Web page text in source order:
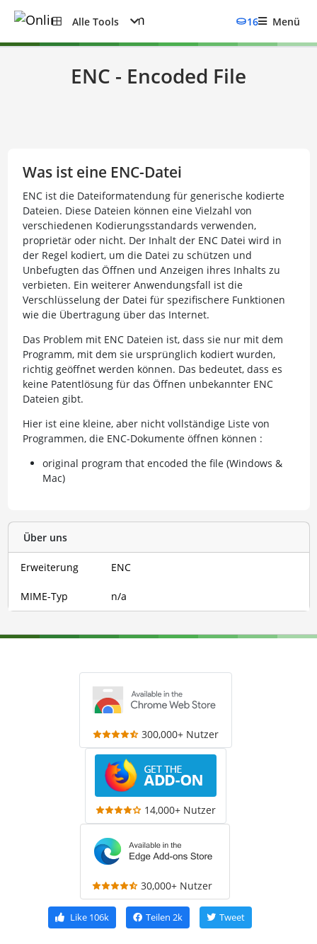
Alle Tools 16 Menü
ENC - Encoded File
Was ist eine ENC-Datei
ENC ist die Dateiformatendung für generische kodierte
Dateien. Diese Dateien können eine Vielzahl von
verschiedenen Kodierungsstandards verwenden,
proprietär oder nicht. Der Inhalt der ENC Datei wird in
der Regel kodiert, um die Datei zu schützen und
Unbefugten das Öffnen und Anzeigen ihres Inhalts zu
verbieten. Ein weiterer Anwendungsfall ist die
Verschlüsselung der Datei für spezifischere Funktionen
wie die Übertragung über das Internet.
Das Problem mit ENC Dateien ist, dass sie nur mit dem
Programm, mit dem sie ursprünglich kodiert wurden,
richtig geöffnet werden können. Das bedeutet, dass es
keine Patentlösung für das Öffnen unbekannter ENC
Dateien gibt.
Hier ist eine kleine, aber nicht vollständige Liste von
Programmen, die ENC-Dokumente öffnen können :
original program that encoded the file (Windows &
Mac)
Über uns
Erweiterung ENC
MIME-Typ n/a
300,000+ Nutzer
14,000+ Nutzer
30,000+ Nutzer
Like 106k Teilen 2k Tweet